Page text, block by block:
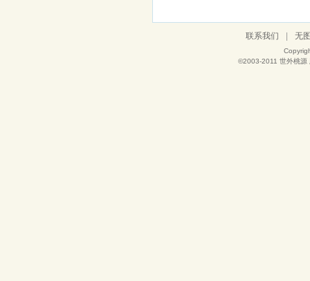
联系我们 无
©2003-2011 世外桃源